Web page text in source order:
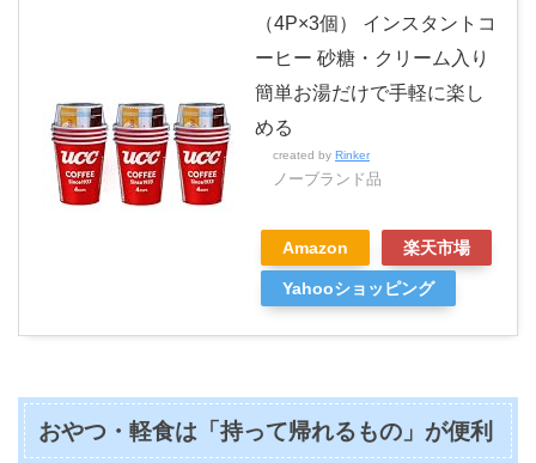
（4P×3個） インスタントコ
ーヒー 砂糖・クリーム入り
簡単お湯だけで手軽に楽し
める
created by Rinker
ノーブランド品
Amazon 楽天市場
Yahooショッピング
おやつ・軽食は「持って帰れるもの」が便利